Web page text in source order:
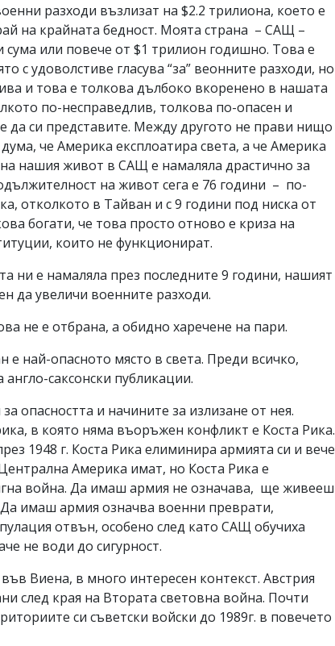
разходи възлизат на $2.2 трилиона, което е
на крайната бедност. Моята страна – САЩ –
или повече от $1 трилион годишно. Това е
с удоволстиве гласува “за” веонните разходи, но
и това е толкова дълбоко вкоренено в нашата
по-несправедлив, толкова по-опасен и
да си представите. Между другото не прави нищо
че Америка експлоатира света, а че Америка
нашия живот в САЩ е намаляла драстично за
на живот сега е 76 години – по-
отколкото в Тайван и с 9 години под ниска от
богати, че това просто отново е криза на
които не функционират.
ни е намаляла през последните 9 години, нашият
да увеличи военните разходи.
не е отбрана, а обидно харечене на пари.
е най-опасното място в света. Преди всичко,
саксонски публикации.
опасността и начините за излизане от нея.
в която няма въоръжен конфликт е Коста Рика.
1948 г. Коста Рика елиминира армията си и вече
Америка имат, но Коста Рика е
война. Да имаш армия не означава, ще живееш
имаш армия означва военни преврати,
отвън, особено след като САЩ обучиха
не води до сигурност.
Виена, в много интересен контекст. Австрия
след края на Втората световна война. Почти
си съветски войски до 1989г. в повечето